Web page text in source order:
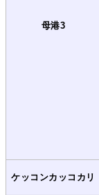
母港3
ケッコンカッコカリ